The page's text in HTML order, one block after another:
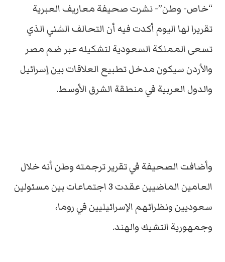
“خاص- وطن”- نشرت صحيفة معاريف العبرية
تقريرا لها اليوم أكدت فيه أن التحالف السُني الذي
تسعى المملكة السعودية لتشكيله عبر ضم مصر
والأردن سيكون مدخل تطبيع العلاقات بين إسرائيل
والدول العربية في منطقة الشرق الأوسط.
وأضافت الصحيفة في تقرير ترجمته وطن أنه خلال
العامين الماضيين عقدت 3 اجتماعات بين مسئولين
سعوديين ونظرائهم الإسرائيليين في روما،
وجمهورية التشيك والهند.